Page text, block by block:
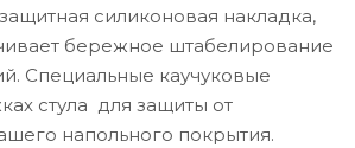
силиконовая накладка,
бережное штабелирование
Специальные каучуковые
стула для защиты от
напольного покрытия.